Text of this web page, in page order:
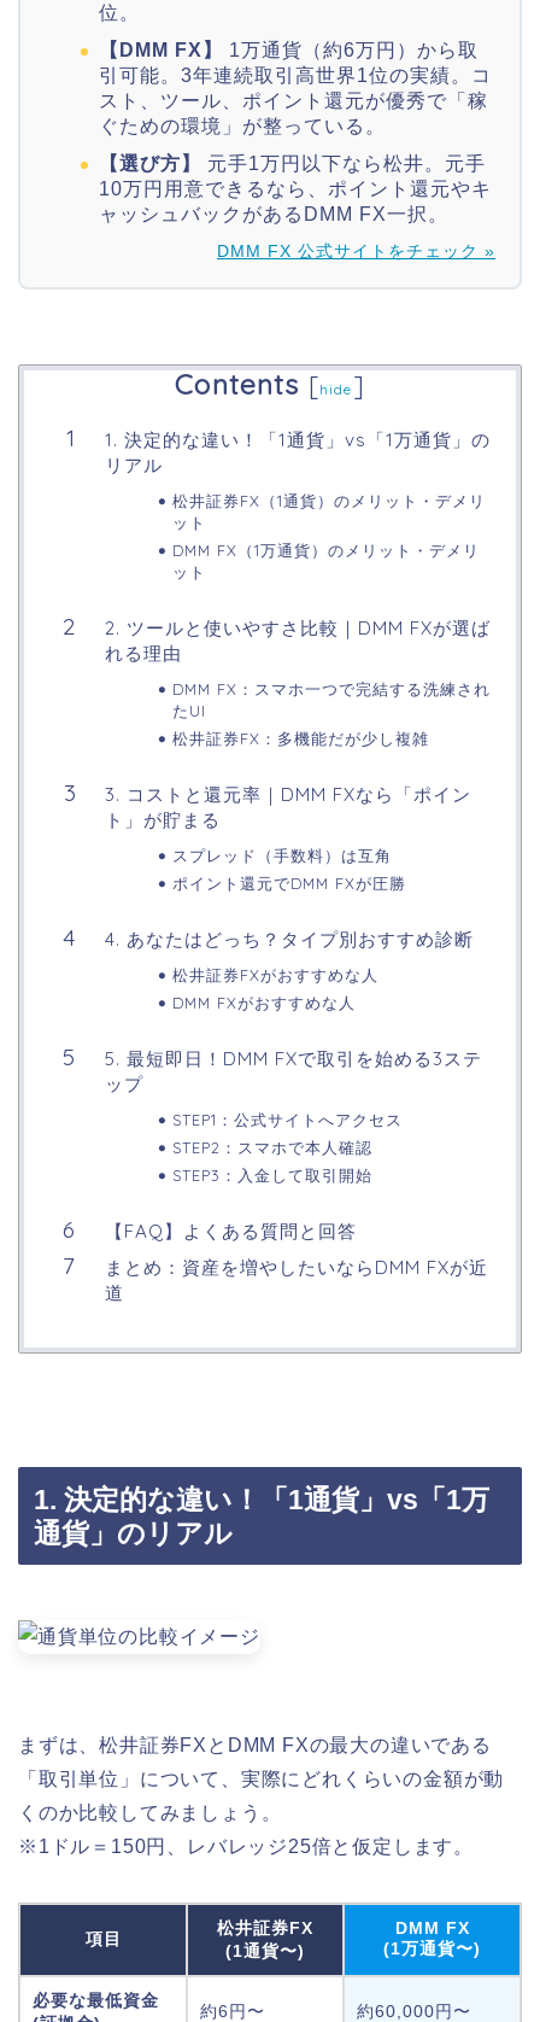
位。
【DMM FX】
1万通貨（約6万円）から取
引可能。3年連続取引高世界1位の実績。コ
スト、ツール、ポイント還元が優秀で「稼
ぐための環境」が整っている。
【選び方】
元手1万円以下なら松井。元手
10万円用意できるなら、ポイント還元やキ
ャッシュバックがあるDMM FX一択。
DMM FX 公式サイトをチェック »
Contents [hide ]
1. 決定的な違い！「1通貨」vs「1万通貨」の
リアル
松井証券FX（1通貨）のメリット・デメリ
ット
DMM FX（1万通貨）のメリット・デメリ
ット
2. ツールと使いやすさ比較｜DMM FXが選ば
れる理由
DMM FX：スマホ一つで完結する洗練され
たUI
松井証券FX：多機能だが少し複雑
3. コストと還元率｜DMM FXなら「ポイン
ト」が貯まる
スプレッド（手数料）は互角
ポイント還元でDMM FXが圧勝
4. あなたはどっち？タイプ別おすすめ診断
松井証券FXがおすすめな人
DMM FXがおすすめな人
5. 最短即日！DMM FXで取引を始める3ステ
ップ
STEP1：公式サイトへアクセス
STEP2：スマホで本人確認
STEP3：入金して取引開始
【FAQ】よくある質問と回答
まとめ：資産を増やしたいならDMM FXが近
道
1. 決定的な違い！「1通貨」vs「1万
通貨」のリアル
まずは、松井証券FXとDMM FXの最大の違いである
「取引単位」について、実際にどれくらいの金額が動
くのか比較してみましょう。
※1ドル＝150円、レバレッジ25倍と仮定します。
項目
松井証券FX
(1通貨〜)
DMM FX
(1万通貨〜)
必要な最低資金
約6円〜 約60,000円〜